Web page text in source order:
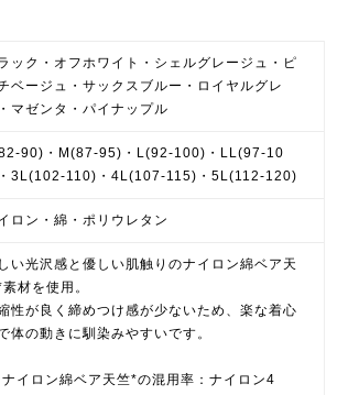
ック・オフホワイト・シェルグレージュ・ピ
ベージュ・サックスブルー・ロイヤルグレ
マゼンタ・パイナップル
90)・M(87-95)・L(92-100)・LL(97-10
3L(102-110)・4L(107-115)・5L(112-120)
ロン・綿・ポリウレタン
い光沢感と優しい肌触りのナイロン綿ベア天
材を使用。
性が良く締めつけ感が少ないため、楽な着心
体の動きに馴染みやすいです。
イロン綿ベア天竺*の混用率：ナイロン4